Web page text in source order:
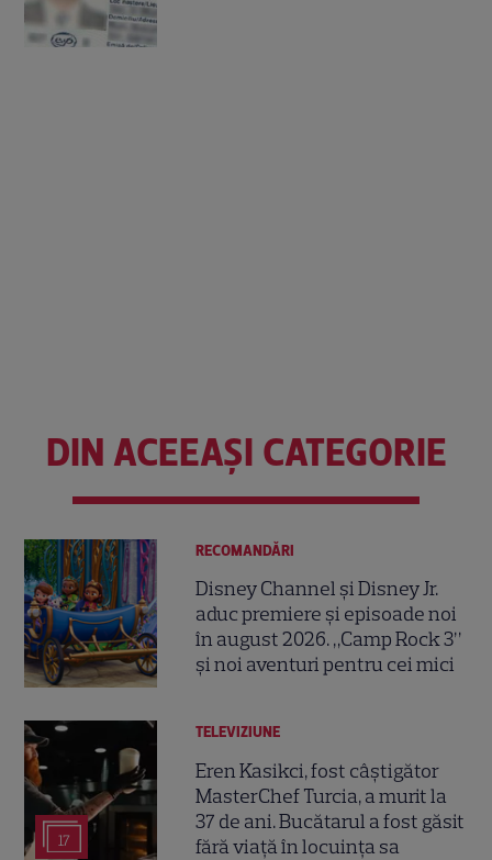
DIN ACEEAȘI CATEGORIE
RECOMANDĂRI
Disney Channel și Disney Jr.
aduc premiere și episoade noi
în august 2026. „Camp Rock 3”
și noi aventuri pentru cei mici
17
TELEVIZIUNE
Eren Kasikci, fost câștigător
MasterChef Turcia, a murit la
37 de ani. Bucătarul a fost găsit
fără viață în locuința sa